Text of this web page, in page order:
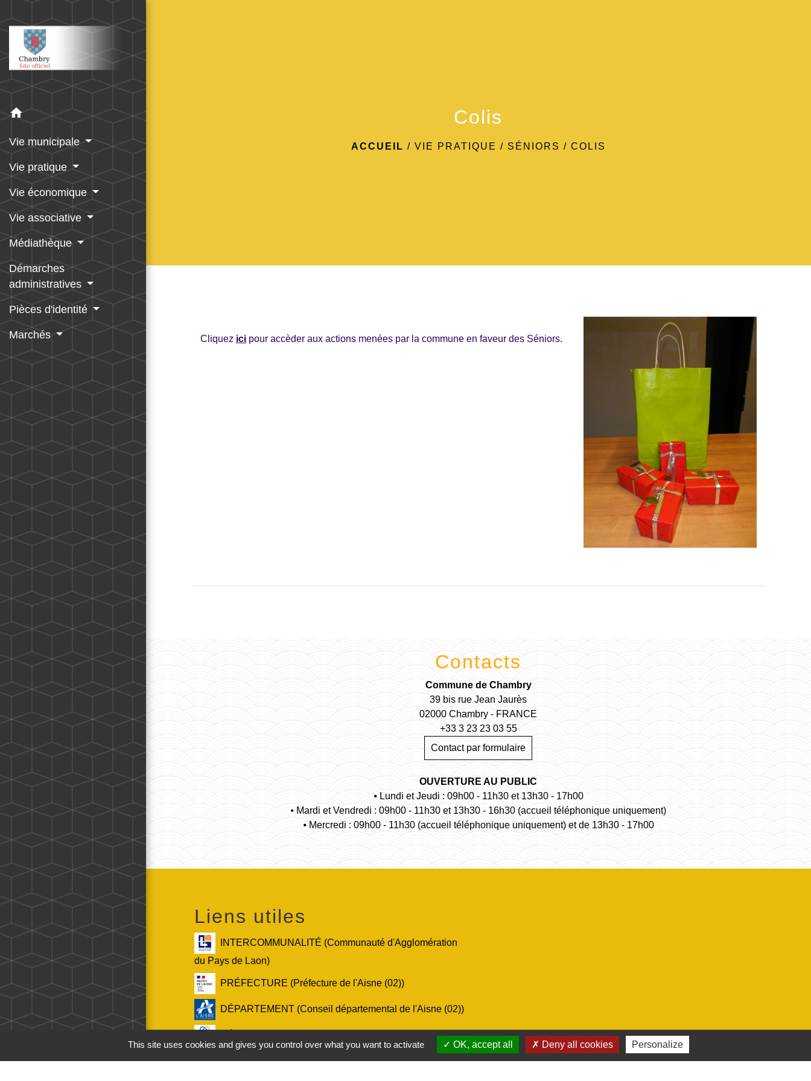
home
Vie municipale
Vie pratique
Vie économique
Vie associative
Médiathèque
Démarches
administratives
Pièces d'identité
Marchés
Colis
ACCUEIL / VIE PRATIQUE / SÉNIORS / COLIS
Cliquez ici pour accèder aux actions menées par la commune en faveur des Séniors.
Contacts
Commune de Chambry
39 bis rue Jean Jaurès
02000 Chambry - FRANCE
+33 3 23 23 03 55
Contact par formulaire
OUVERTURE AU PUBLIC
⦁ Lundi et Jeudi : 09h00 - 11h30 et 13h30 - 17h00
⦁ Mardi et Vendredi : 09h00 - 11h30 et 13h30 - 16h30 (accueil téléphonique uniquement)
⦁ Mercredi : 09h00 - 11h30 (accueil téléphonique uniquement) et de 13h30 - 17h00
Liens utiles
INTERCOMMUNALITÉ (Communauté d'Agglomération
du Pays de Laon)
PRÉFECTURE (Préfecture de l'Aisne (02))
DÉPARTEMENT (Conseil départemental de l'Aisne (02))
Service-Public.fr (Le site officiel de l'administration
This site uses cookies and gives you control over what you want to activate OK, accept all Deny all cookies Personalize